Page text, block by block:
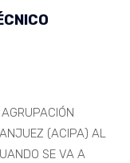
(ACIPA) AL
SE VA A